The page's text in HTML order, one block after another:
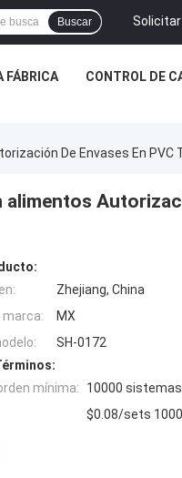
Buscar
FÁBRICA CONTROL DE
De Envases En PVC
Zhejiang, China
marca:
MX
SH-0172
mínima:
10000 sistemas
$0.08/sets